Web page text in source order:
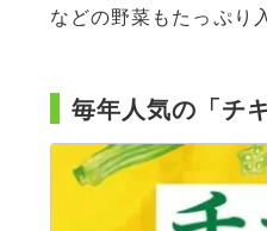
などの野菜もたっぷり
毎年人気の「チ